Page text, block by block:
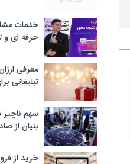
خدمات
حرفه ای
معرفی
تبلیغاتی
سهم
بنیان از
خرید از